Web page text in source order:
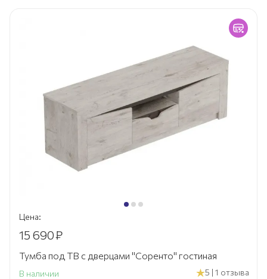
Цена:
15 690₽
Тумба под ТВ с дверцами "Соренто" гостиная
В наличии 5 | 1 отзыва